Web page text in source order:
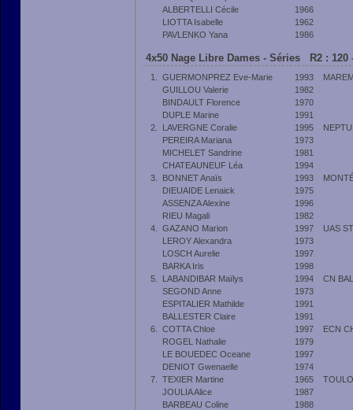
ALBERTELLI Cécile
1966
LIOTTA Isabelle
1962
PAVLENKO Yana
1986
4x50 Nage Libre Dames - Séries R2 : 120
1. GUERMONPREZ Eve-Marie 1993
GUILLOU Valerie
1982
BINDAULT Florence
1970
DUPLE Marine
1991
2.
LAVERGNE Coralie 1995
PEREIRA Mariana
1973
MICHELET Sandrine
1981
CHATEAUNEUF Léa
1994
3.
BONNET Anaïs 1993
DIEUAIDE Lenaick
1975
ASSENZA Alexine
1996
RIEU Magali
1982
4.
GAZANO Marion 1997
UAS
LEROY Alexandra
1973
LOSCH Aurelie
1997
BARKA Iris
1998
5.
LABANDIBAR Maïlys 1994
CN
SEGOND Anne
1973
ESPITALIER Mathilde
1991
BALLESTER Claire
1991
6.
COTTA Chloe 1997
ECN
ROGEL Nathalie
1979
LE BOUEDEC Oceane
1997
DENIOT Gwenaelle
1974
7.
TEXIER Martine 1965
JOULIA Alice
1987
BARBEAU Coline
1988